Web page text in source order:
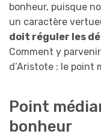
bonheur, puisque
un caractère
doit réguler les
Comment y
d’Aristote : le point
Point
bonheur